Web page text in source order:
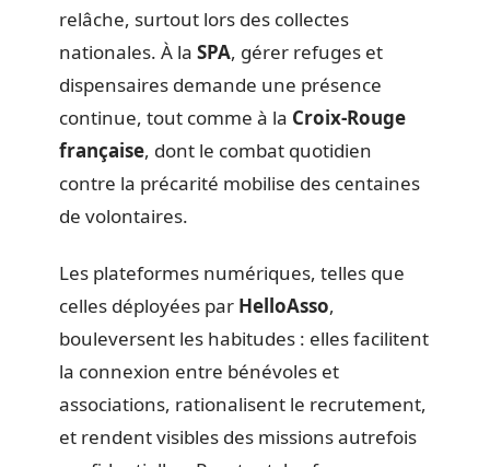
relâche, surtout lors des collectes
nationales. À la SPA, gérer refuges et
dispensaires demande une présence
continue, tout comme à la Croix-Rouge
française, dont le combat quotidien
contre la précarité mobilise des centaines
de volontaires.
Les plateformes numériques, telles que
celles déployées par HelloAsso,
bouleversent les habitudes : elles facilitent
la connexion entre bénévoles et
associations, rationalisent le recrutement,
et rendent visibles des missions autrefois